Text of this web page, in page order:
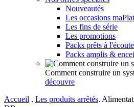
Nouveautés
Les occasions
Les fins de série
Les promotions
Packs prêts à l'écoute
Packs amplis &
Comment construire un
découvre
Accueil . Les produits arrêtés.